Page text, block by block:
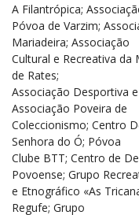
A Filantrópica;
Póvoa de Varzim;
Mariadeira; Associação
Cultural e Recreativa da
de Rates;
Associação Desportiva
Associação Poveira de
Coleccionismo; Centro
Senhora do Ó; Póvoa
Clube BTT; Centro de
Povoense; Grupo
e Etnográfico «As
Regufe; Grupo